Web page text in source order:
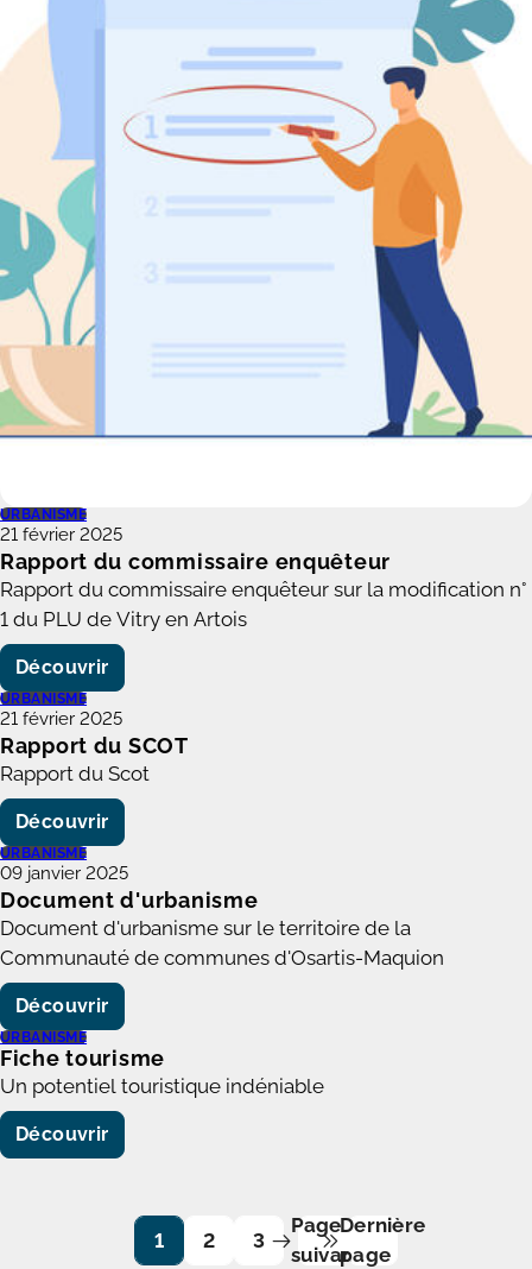
Rapport du commissaire enquêteur
Rapport du commissaire enquêteur sur la modification n°
1 du PLU de Vitry en Artois
Découvrir
URBANISME
21 février 2025
Rapport du SCOT
Rapport du Scot
Découvrir
URBANISME
21 février 2025
Document d'urbanisme
Document d'urbanisme sur le territoire de la
Communauté de communes d'Osartis-Maquion
Découvrir
URBANISME
09 janvier 2025
Fiche tourisme
Un potentiel touristique indéniable
Découvrir
URBANISME
1 2 3
Page
suivante
Dernière
page